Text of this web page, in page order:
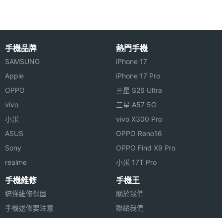
理週期，再適時送上巧克力補充女友元氣，實在貼
心！而且 Victory’s F8 內建魔音設定功能，具備女聲
四種、男聲兩種的變音，在通話過程中，可根據您的
喜好設置不同的通話音色，通話對方即可聽到不同的
話音效果，增添樂趣。
Victory’s F8 功能特
◎ GSM 900 / 1800 雙頻
◎ 折疊式機身設計、雙卡雙待機
◎ 2.6 吋 WQVGA 主螢幕、240 x 400 pixels 螢幕解
析度
◎ 超大數字金屬按鍵
硬體效能
記憶卡
量
最大通
話時間
最大待
機時間
手機品牌
SAMSUNG
Apple
OPPO
vivo
小米
ASUS
Sony
realme
熱門手機
iPhone 17
iPhone 17 Pro
三星 S26 Ultra
三星 A57 5G
vivo X300 Pro
OPPO Reno16
OPPO Find X9 Pro
小米 17T Pro
手機維修
搞懂維修保固
手機送修要注意
手機王
關於我們
聯絡我們